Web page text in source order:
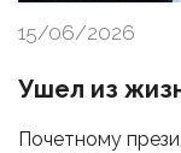
15/06/2026
Ушел из
Почетному